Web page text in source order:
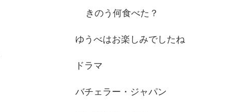
きのう何食べた？
ゆうべはお楽しみでしたね
ドラマ
バチェラー・ジャパン